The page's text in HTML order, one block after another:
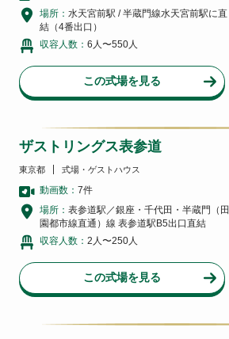
場所： 水天宮前駅 / 半蔵門線水天宮前駅に直
結（4番出口）
収容人数： 6人〜550人
この式場を見る
ザストリングス表参道
東京都 式場・ゲストハウス
動画数： 7件
場所： 表参道駅／銀座・千代田・半蔵門（田
園都市線直通）線 表参道駅B5出口直結
収容人数： 2人〜250人
この式場を見る